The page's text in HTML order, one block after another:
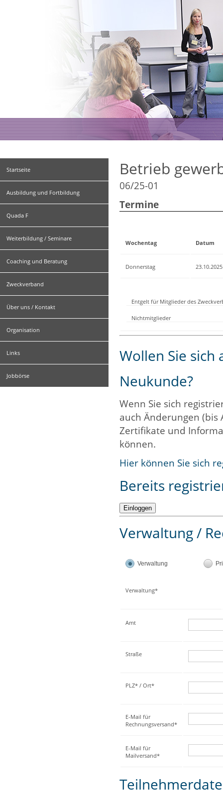
Startseite
Ausbildung und Fortbildung
Quada F
Weiterbildung / Seminare
Coaching und Beratung
Zweckverband
Über uns / Kontakt
Organisation
Links
Jobbörse
Betrieb
06/25-01
Termine
Wochentag Datum
Donnerstag 23.10.2025
Entgelt für Mitglieder des
Nichtmitglieder
Wollen Sie sich
Neukunde?
Wenn Sie sich
auch Änderungen
Zertifikate und
können.
Hier können Sie sich
Bereits
Verwaltung /
Verwaltung
Verwaltung*
Amt
Straße
PLZ* / Ort*
E-Mail für
Rechnungsversand*
E-Mail für
Mailversand*